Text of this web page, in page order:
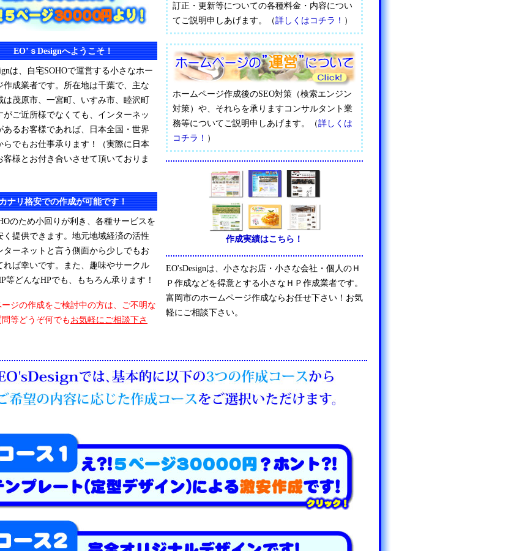
EO’ｓDesignへようこそ！
は、自宅SOHOで運営する小さなホー
作成業者です。所在地は千葉で、主な
は茂原市、一宮町、いすみ市、睦沢町
がご近所様でなくても、インターネッ
あるお客様であれば、日本全国・世界
らでもお仕事承ります！（実際に日本
客様とお付き合いさせて頂いておりま
ナリ格安での作成が可能です！
のため小回りが利き、各種サービスを
く提供できます。地元地域経済の活性
ターネットと言う側面から少しでもお
れば幸いです。また、趣味やサークル
等どんなHPでも、もちろん承ります！
ジの作成をご検討中の方は、ご不明な
等どうぞ何でもお気軽にご相談下さ
訂正・更新等についての各種料金・内容につい
てご説明申しあげます。（詳しくはコチラ！ ）
ホームページ作成後のSEO対策（検索エンジン
対策）や、それらを承りますコンサルタント業
務等についてご説明申しあげます。（詳しくは
コチラ！ ）
作成実績はこちら！
EO'sDesignは、小さなお店・小さな会社・個人のＨ
Ｐ作成などを得意とする小さなＨＰ作成業者です。
富岡市のホームページ作成ならお任せ下さい！お気
軽にご相談下さい。